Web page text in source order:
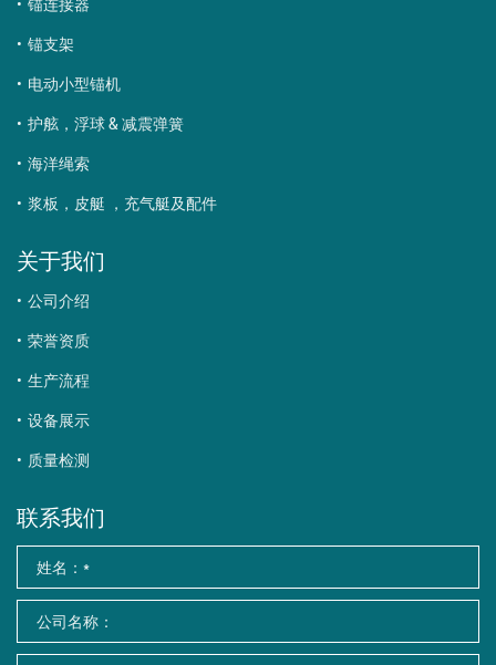
锚支架
电动小型锚机
护舷，浮球 & 减震弹簧
海洋绳索
浆板，皮艇 ，充气艇及配件
关于我们
公司介绍
荣誉资质
生产流程
设备展示
质量检测
联系我们